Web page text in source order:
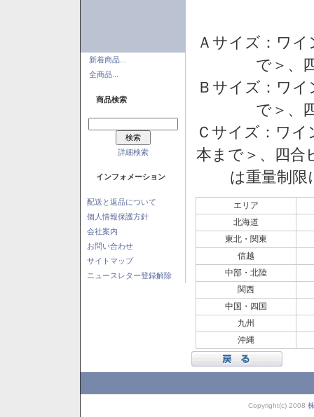
新着商品...
全商品...
商品検索
詳細検索
インフォメーション
配送と返品について
個人情報保護方針
会社案内
お問い合わせ
サイトマップ
ニュースレター登録解除
Ａサイズ：ワ
で＞、
Ｂサイズ：ワ
で＞、
Ｃサイズ：ワイ
本まで＞、四
は重量制
エリア
北海道
東北・関東
信越
中部・北陸
関西
中国・四国
九州
沖縄
Copyright(c) 2008